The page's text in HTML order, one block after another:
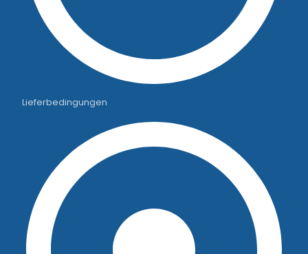
Lieferbedingungen